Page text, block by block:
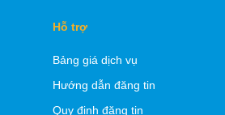
Hỗ trợ
Bảng giá dịch vụ
Hướng dẫn đăng tin
Quy định đăng tin